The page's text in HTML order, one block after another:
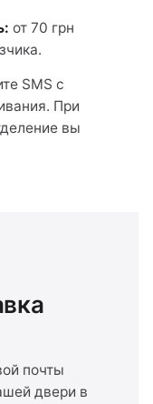
от 70 грн
SMS с
При
вы
почты
двери в